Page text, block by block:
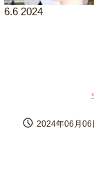
6.6 2024
2024年06月06